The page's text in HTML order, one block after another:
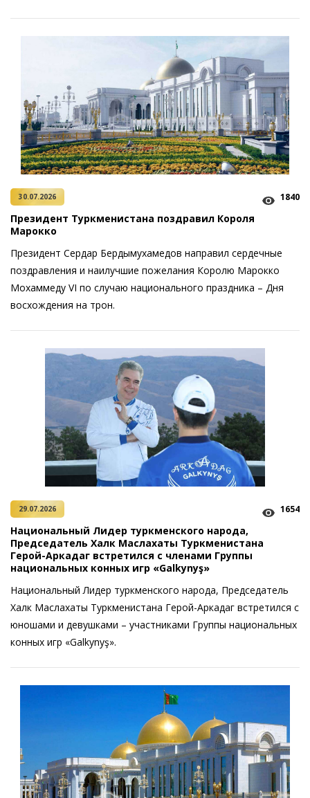
30.07.2026 1840
Президент Туркменистана поздравил Короля
Марокко
Президент Сердар Бердымухамедов направил сердечные
поздравления и наилучшие пожелания Королю Марокко
Мохаммеду VI по случаю национального праздника – Дня
восхождения на трон.
29.07.2026 1654
Национальный Лидер туркменского народа,
Председатель Халк Маслахаты Туркменистана
Герой-Аркадаг встретился с членами Группы
национальных конных игр «Galkynyş»
Национальный Лидер туркменского народа, Председатель
Халк Маслахаты Туркменистана Герой-Аркадаг встретился с
юношами и девушками – участниками Группы национальных
конных игр «Galkynyş».